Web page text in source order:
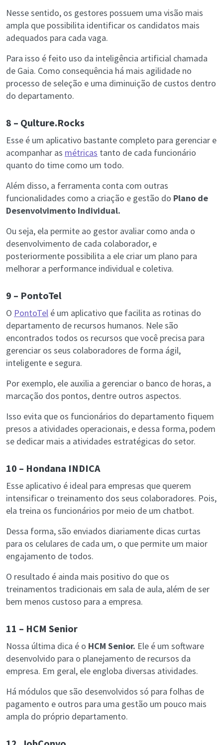
Nesse sentido, os gestores possuem uma visão mais
ampla que possibilita identificar os candidatos mais
adequados para cada vaga.
Para isso é feito uso da inteligência artificial chamada
de Gaia. Como consequência há mais agilidade no
processo de seleção e uma diminuição de custos dentro
do departamento.
8 – Qulture.Rocks
Esse é um aplicativo bastante completo para gerenciar e
acompanhar as métricas tanto de cada funcionário
quanto do time como um todo.
Além disso, a ferramenta conta com outras
funcionalidades como a criação e gestão do Plano de
Desenvolvimento Individual.
Ou seja, ela permite ao gestor avaliar como anda o
desenvolvimento de cada colaborador, e
posteriormente possibilita a ele criar um plano para
melhorar a performance individual e coletiva.
9 – PontoTel
O PontoTel é um aplicativo que facilita as rotinas do
departamento de recursos humanos. Nele são
encontrados todos os recursos que você precisa para
gerenciar os seus colaboradores de forma ágil,
inteligente e segura.
Por exemplo, ele auxilia a gerenciar o banco de horas, a
marcação dos pontos, dentre outros aspectos.
Isso evita que os funcionários do departamento fiquem
presos a atividades operacionais, e dessa forma, podem
se dedicar mais a atividades estratégicas do setor.
10 – Hondana INDICA
Esse aplicativo é ideal para empresas que querem
intensificar o treinamento dos seus colaboradores. Pois,
ela treina os funcionários por meio de um chatbot.
Dessa forma, são enviados diariamente dicas curtas
para os celulares de cada um, o que permite um maior
engajamento de todos.
O resultado é ainda mais positivo do que os
treinamentos tradicionais em sala de aula, além de ser
bem menos custoso para a empresa.
11 – HCM Senior
Nossa última dica é o HCM Senior. Ele é um software
desenvolvido para o planejamento de recursos da
empresa. Em geral, ele engloba diversas atividades.
Há módulos que são desenvolvidos só para folhas de
pagamento e outros para uma gestão um pouco mais
ampla do próprio departamento.